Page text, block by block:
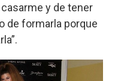
y de tener
de formarla porque